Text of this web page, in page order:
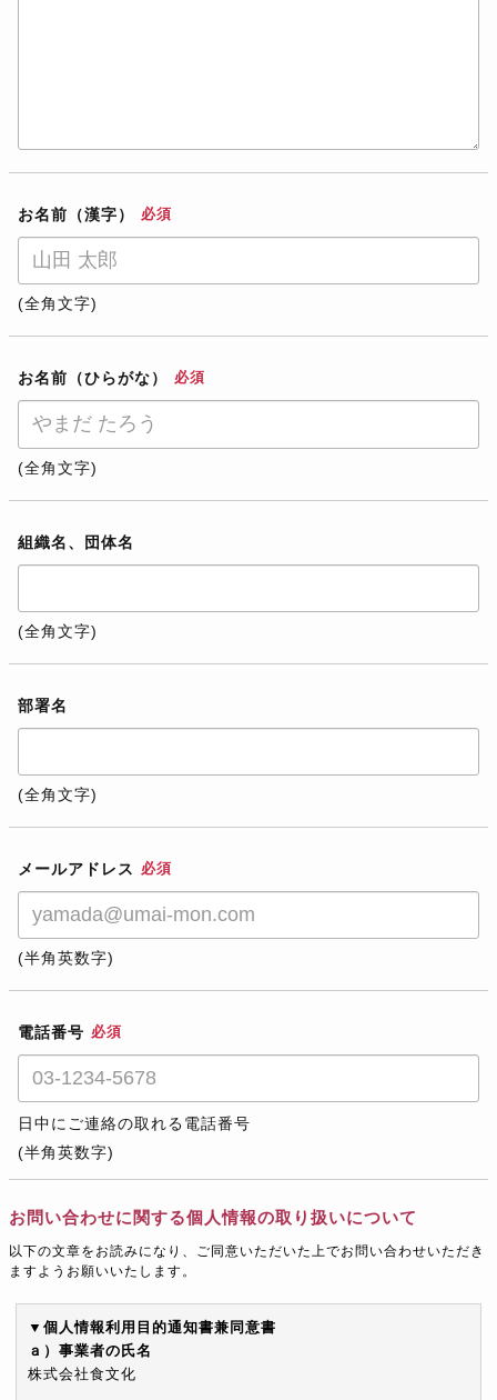
お名前（漢字） 必須
(全角文字)
お名前（ひらがな） 必須
(全角文字)
組織名、団体名
(全角文字)
部署名
(全角文字)
メールアドレス 必須
(半角英数字)
電話番号 必須
日中にご連絡の取れる電話番号
(半角英数字)
お問い合わせに関する個人情報の取り扱いについて
以下の文章をお読みになり、ご同意いただいた上でお問い合わせいただき
ますようお願いいたします。
▼個人情報利用目的通知書兼同意書
ａ）事業者の氏名
株式会社食文化